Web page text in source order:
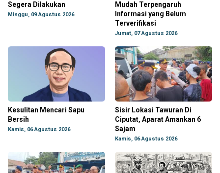
Segera Dilakukan
Minggu, 09 Agustus 2026
Mudah Terpengaruh
Informasi yang Belum
Terverifikasi
Jumat, 07 Agustus 2026
Kesulitan Mencari Sapu
Bersih
Kamis, 06 Agustus 2026
Sisir Lokasi Tawuran Di
Ciputat, Aparat Amankan 6
Sajam
Kamis, 06 Agustus 2026